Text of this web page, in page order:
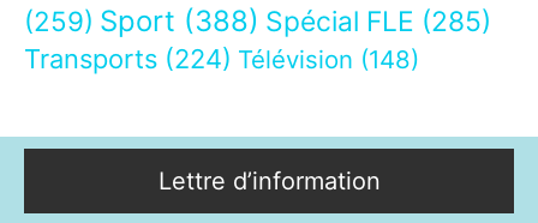
(259) Sport (388) Spécial FLE (285)
Transports (224) Télévision (148)
Lettre d’information